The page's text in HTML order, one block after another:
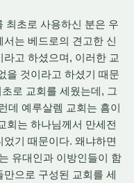
최초로 사용하신 분은 우
는 베드로의 견고한 신
고 하셨으며, 이러한 교
을 것이라고 하셨기 때문
로 교회를 세웠는데, 그
데 예루살렘 교회는 흠이
회는 하나님께서 만세전
기 때문이다. 왜냐하면
유대인과 이방인들이 함
으로 구성된 교회를 세